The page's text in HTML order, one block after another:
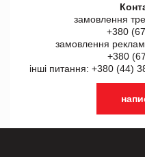
замовлення
+380
замовлення
+380
інші питання: +380 (44)